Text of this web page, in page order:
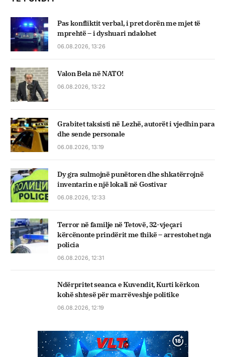
Pas konfliktit verbal, i pret dorën me mjet të
mprehtë – i dyshuari ndalohet
06.08.2026, 13:26
Valon Bela në NATO!
06.08.2026, 13:22
Grabitet taksisti në Lezhë, autorët i vjedhin para
dhe sende personale
06.08.2026, 13:19
Dy gra sulmojnë punëtoren dhe shkatërrojnë
inventarin e një lokali në Gostivar
06.08.2026, 12:33
Terror në familje në Tetovë, 32-vjeçari
kërcënonte prindërit me thikë – arrestohet nga
policia
06.08.2026, 12:31
Ndërpritet seanca e Kuvendit, Kurti kërkon
kohë shtesë për marrëveshje politike
06.08.2026, 12:19